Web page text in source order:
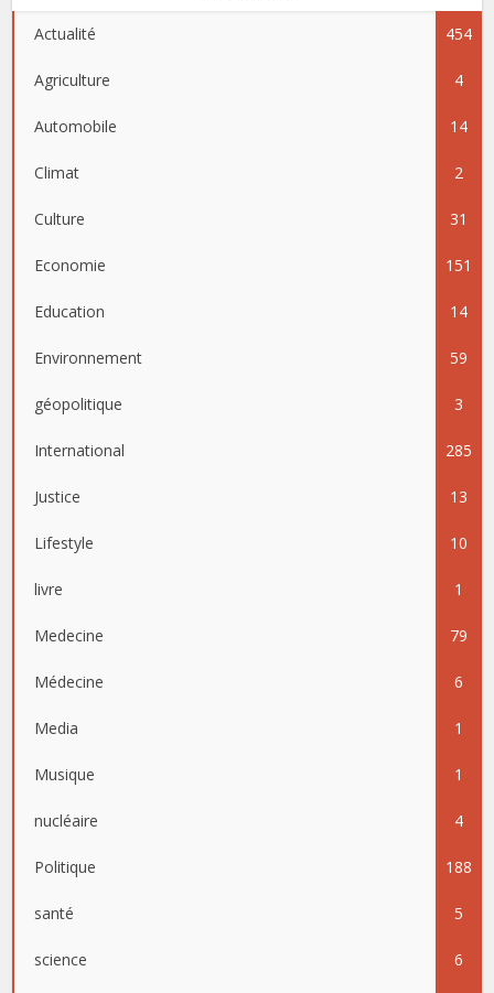
Actualité 454
Agriculture 4
Automobile 14
Climat 2
Culture 31
Economie 151
Education 14
Environnement 59
géopolitique 3
International 285
Justice 13
Lifestyle 10
livre 1
Medecine 79
Médecine 6
Media 1
Musique 1
nucléaire 4
Politique 188
santé 5
science 6